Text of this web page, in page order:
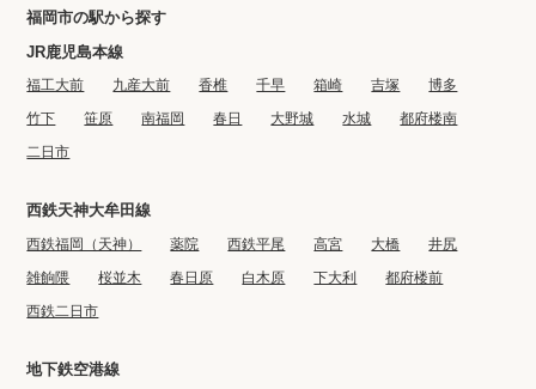
福岡市の駅から探す
JR鹿児島本線
福工大前 九産大前 香椎 千早 箱崎 吉塚
博多
竹下
笹原 南福岡 春日 大野城 水城
都府楼南
二日市
西鉄天神大牟田線
西鉄福岡（天神） 薬院 西鉄平尾 高宮 大橋
井尻
雑餉隈
桜並木 春日原 白木原 下大利
都府楼前
西鉄二日市
地下鉄空港線